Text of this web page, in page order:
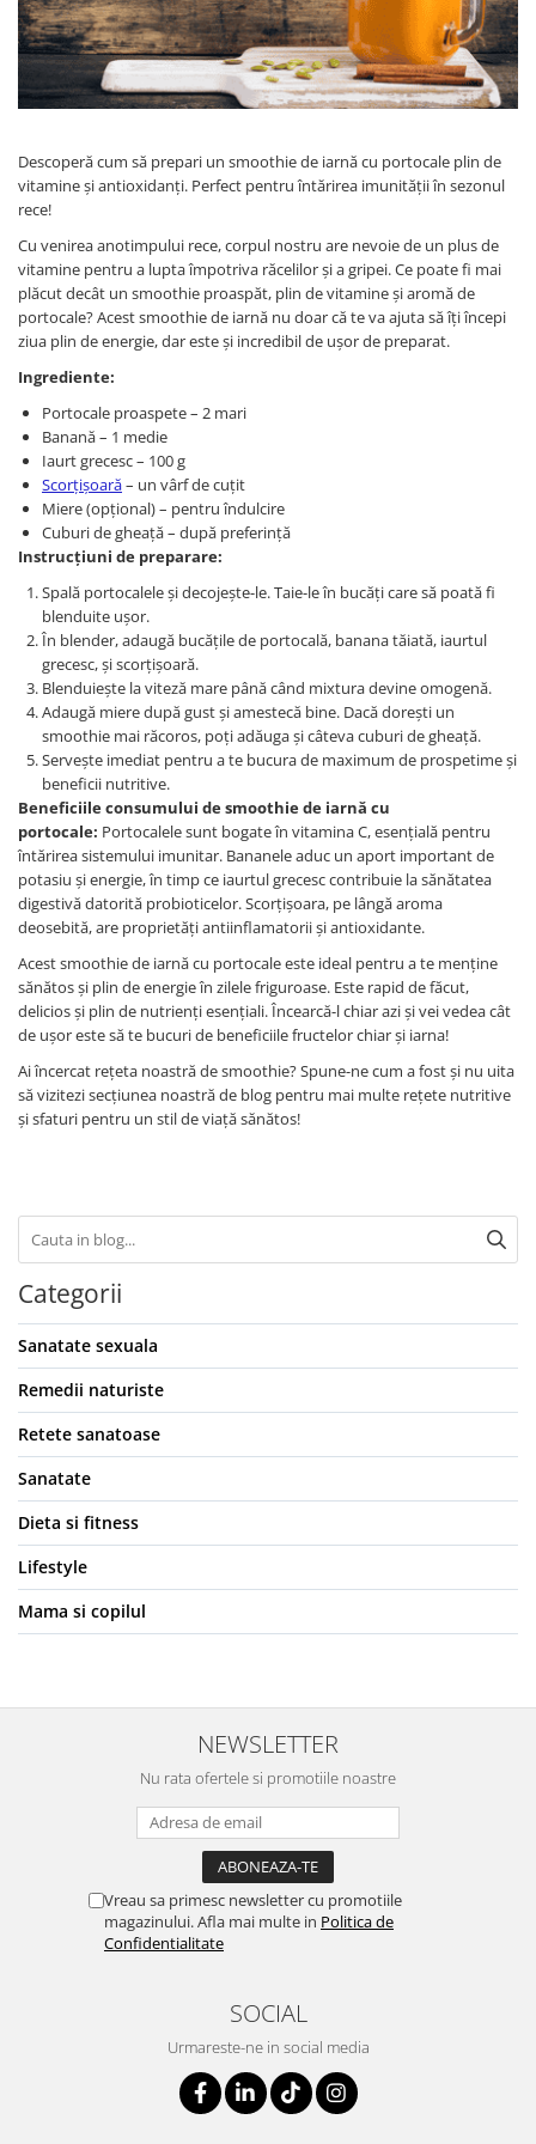
Afectiuni cronice
Sanatatea ochilor
Hepato-biliare
Depresie, anxietate
Glanda tiroida
Probleme renale
Sistem nervos
Sistemul osos
Produse naturiste
Antiinflamator
Antioxidanti
Antitumorale
Articulatii sanatoase
Cardiovasculare
Digestie
Imunitate
Memorie
Somn usor
Produse sanatate sexuala
Produse pentru Ea
Potenta barbati
Produse pentru sportivi
Proteine
Suplimente fitness
Batoane proteice
Pentru antrenament
Mama si copilul
Produse pentru copii
Sarcina si alaptare
Dulciuri, patiserii
Indulcitori
Miere
Patiserii
Gume de mestecat
Siropuri, gemuri
Batoane de cereale si fructe
Miere Manuka
Mancare sanatoasa
Leguminoase
Paine, faina si mixuri
Sosuri
Uleiuri alimentare
Ulei CBD
Unturi alimentare
Produse instant
Lapte
Paste
Snacksuri
Superalimente
Atelierul de cafea si ceaiuri
Cafea
Ceaiuri simple
Ceaiuri medicinale compuse
Ceaiuri Maté
Cafea verde
Ulei de Cocos
Ulei de cocos de uz alimentar
Ulei de cocos de uz cosmetic
Alte produse din Cocos
Produse pentru plaja
Geluri de dus naturale
Vopsele
Produse de uz casnic
Produse igienizare
Deodorante
Relaxare
Protectie antivirala
Sare de baie
Sapunuri
Detergenti Bio
Descoperă cum să prepari un smoothie de iarnă cu portocale plin de
vitamine și antioxidanți. Perfect pentru întărirea imunității în sezonul
rece!
Cu venirea anotimpului rece, corpul nostru are nevoie de un plus de
vitamine pentru a lupta împotriva răcelilor și a gripei. Ce poate fi mai
plăcut decât un smoothie proaspăt, plin de vitamine și aromă de
portocale? Acest smoothie de iarnă nu doar că te va ajuta să îți începi
ziua plin de energie, dar este și incredibil de ușor de preparat.
Ingrediente:
Portocale proaspete – 2 mari
Banană – 1 medie
Iaurt grecesc – 100 g
Scorțișoară– un vârf de cuțit
Miere (opțional) – pentru îndulcire
Cuburi de gheață – după preferință
Instrucțiuni de preparare:
Spală portocalele și decojește-le. Taie-le în bucăți care să poată fi
blenduite ușor.
În blender, adaugă bucățile de portocală, banana tăiată, iaurtul
grecesc, și scorțișoară.
Blenduiește la viteză mare până când mixtura devine omogenă.
Adaugă miere după gust și amestecă bine. Dacă dorești un
smoothie mai răcoros, poți adăuga și câteva cuburi de gheață.
Servește imediat pentru a te bucura de maximum de prospetime și
beneficii nutritive.
Beneficiile consumului de smoothie de iarnă cu
portocale: Portocalele sunt bogate în vitamina C, esențială pentru
întărirea sistemului imunitar. Bananele aduc un aport important de
potasiu și energie, în timp ce iaurtul grecesc contribuie la sănătatea
digestivă datorită probioticelor. Scorțișoara, pe lângă aroma
deosebită, are proprietăți antiinflamatorii și antioxidante.
Acest smoothie de iarnă cu portocale este ideal pentru a te menține
sănătos și plin de energie în zilele friguroase. Este rapid de făcut,
delicios și plin de nutrienți esențiali. Încearcă-l chiar azi și vei vedea cât
de ușor este să te bucuri de beneficiile fructelor chiar și iarna!
Ai încercat rețeta noastră de smoothie? Spune-ne cum a fost și nu uita
să vizitezi secțiunea noastră de blog pentru mai multe rețete nutritive
și sfaturi pentru un stil de viață sănătos!
Categorii
Sanatate sexuala
Remedii naturiste
Retete sanatoase
Sanatate
Dieta si fitness
Lifestyle
Mama si copilul
NEWSLETTER
Nu rata ofertele si promotiile noastre
Vreau sa primesc newsletter cu promotiile
magazinului. Afla mai multe in Politica de
Confidentialitate
SOCIAL
Urmareste-ne in social media